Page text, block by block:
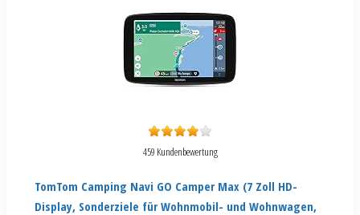
459 Kundenbewertung
TomTom Camping Navi GO Camper Max (7 Zoll HD-
Display, Sonderziele für Wohnmobil- und Wohnwagen,